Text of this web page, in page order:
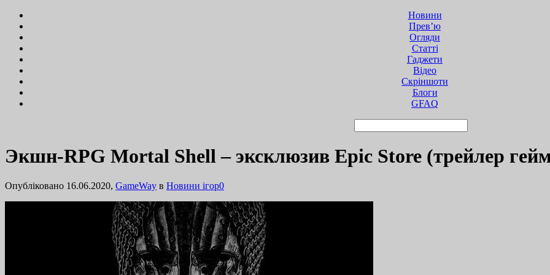
Новини
Прев’ю
Огляди
Статті
Гаджети
Відео
Cкріншоти
Блоги
GFAQ
Экшн-RPG Mortal Shell – эксклюзив Epic Store (трейлер
Опубліковано 16.06.2020, GameWay в Новини ігор0